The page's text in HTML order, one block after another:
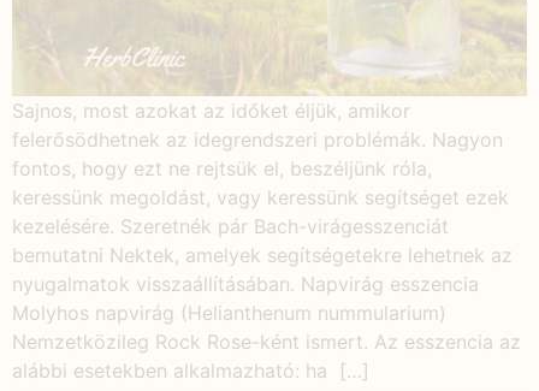
Sajnos, most azokat az időket éljük, amikor
felerősödhetnek az idegrendszeri problémák. Nagyon
fontos, hogy ezt ne rejtsük el, beszéljünk róla,
keressünk megoldást, vagy keressünk segítséget ezek
kezelésére. Szeretnék pár Bach-virágesszenciát
bemutatni Nektek, amelyek segítségetekre lehetnek az
nyugalmatok visszaállításában. Napvirág esszencia
Molyhos napvirág (Helianthenum nummularium)
Nemzetközileg Rock Rose-ként ismert. Az esszencia az
alábbi esetekben alkalmazható: ha […]